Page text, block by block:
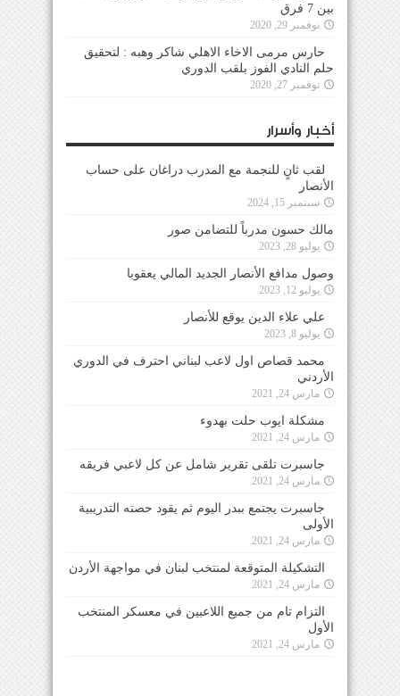
بين 7 فرق
نوفمبر 29, 2020
حارس مرمى الاخاء الاهلي شاكر وهبه : لتحقيق
حلم النادي الفوز بلقب الدوري
نوفمبر 27, 2020
أخبار وأسرار
لقب ثانٍ للنجمة مع المدرب دراغان على حساب
الأنصار
سبتمبر 15, 2024
مالك حسون مدرباً للتضامن صور
يوليو 28, 2023
وصول مدافع الأنصار الجديد المالي يعقوبا
يوليو 12, 2023
علي علاء الدين يوقع للأنصار
يوليو 8, 2023
محمد قصاص اول لاعب لبناني احترف في الدوري
الأردني
مارس 24, 2021
مشكلة ايوب حلت بهدوء
مارس 24, 2021
جاسبرت تلقى تقرير شامل عن كل لاعبي فريقه
مارس 24, 2021
جاسبرت يجتمع ببدر اليوم ثم يقود حصته التدريبية
الأولى
مارس 24, 2021
التشكيلة المتوقعة لمنتخب لبنان في مواجهة الأردن
مارس 24, 2021
التزام تام من جميع اللاعبين في معسكر المنتخب
الأول
مارس 24, 2021